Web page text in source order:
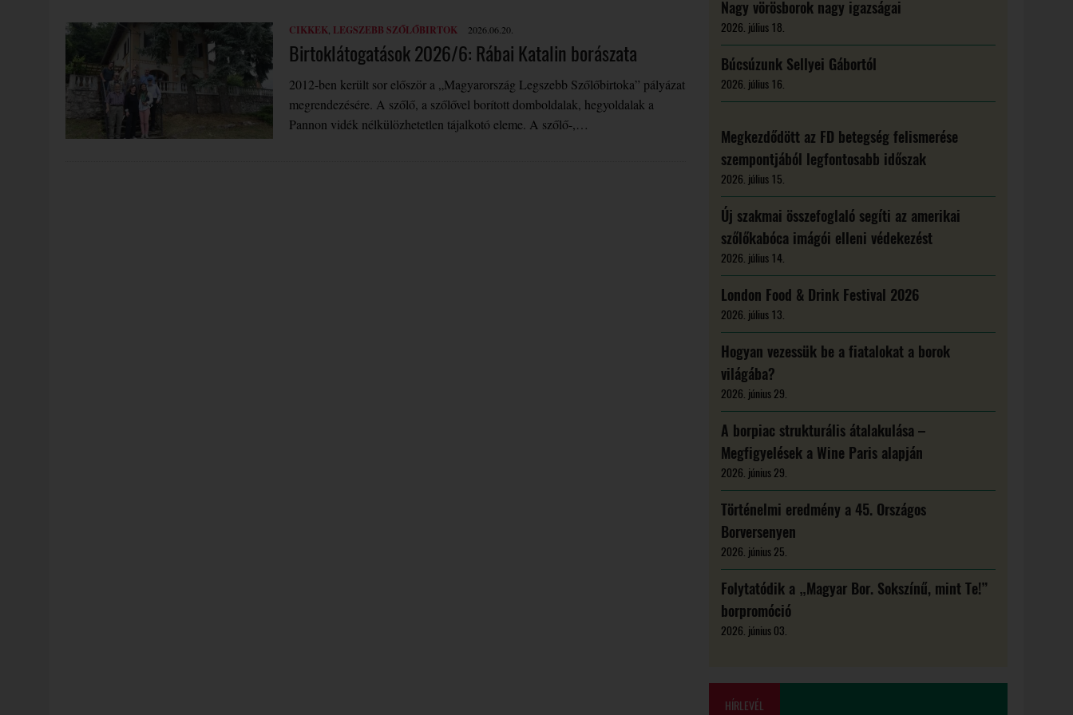
CIKKEK LEGSZEBB SZŐLŐBIRTOK 2026.06.20.
Birtoklátogatások 2026/6: Rábai Katalin borászata
2012-ben került sor először a „Magyarország Legszebb Szőlőbirtoka” pályázat
megrendezésére. A szőlő, a szőlővel borított domboldalak, hegyoldalak a
Pannon vidék nélkülözhetetlen tájalkotó eleme. A szőlő-,…
Nagy vörösborok nagy igazságai
2026. július 18.
Búcsúzunk Sellyei Gábortól
2026. július 16.
Megkezdődött az FD betegség felismerése
szempontjából legfontosabb időszak
2026. július 15.
Új szakmai összefoglaló segíti az amerikai
szőlőkabóca imágói elleni védekezést
2026. július 14.
London Food & Drink Festival 2026
2026. július 13.
Hogyan vezessük be a fiatalokat a borok
világába?
2026. június 29.
A borpiac strukturális átalakulása –
Megfigyelések a Wine Paris alapján
2026. június 29.
Történelmi eredmény a 45. Országos
Borversenyen
2026. június 25.
Folytatódik a „Magyar Bor. Sokszínű, mint Te!”
borpromóció
2026. június 03.
HÍRLEVÉL